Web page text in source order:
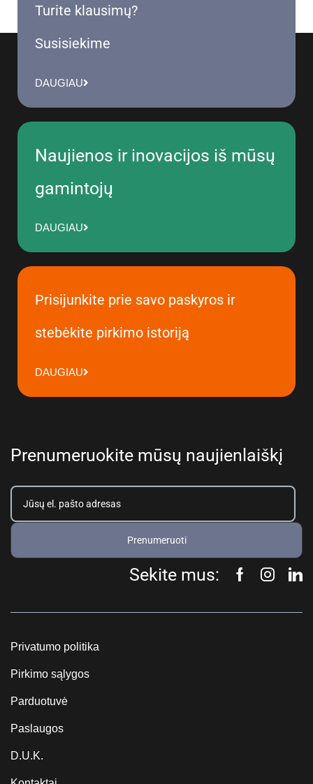
Turite klausimų?
Susisiekime
DAUGIAU
Naujienos ir inovacijos iš mūsų
gamintojų
DAUGIAU
Prisijunkite prie savo paskyros ir
stebėkite pirkimo istoriją
DAUGIAU
Prenumeruokite mūsų naujienlaiškį
Prenumeruoti
Sekite mus:
Privatumo politika
Pirkimo sąlygos
Parduotuvė
Paslaugos
D.U.K.